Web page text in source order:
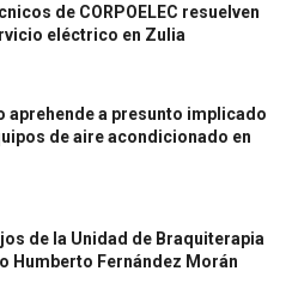
de CORPOELEC resuelven
eléctrico en Zulia
aprehende a presunto implicado
de aire acondicionado en
de la Unidad de Braquiterapia
Humberto Fernández Morán